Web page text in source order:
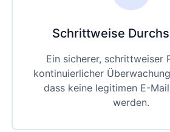
Schrittweise
Ein sicherer, schrittweiser
kontinuierlicher
dass keine legitimen E-
werden.